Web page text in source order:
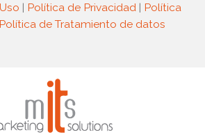
| Política de Privacidad | Política
Política de Tratamiento de datos